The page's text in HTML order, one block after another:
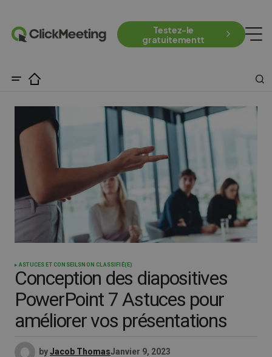
Testez-le
gratuitementt
ASTUCES ET CONSEILS NON CLASSIFIÉ(E)
Conception des diapositives
PowerPoint 7 Astuces pour
améliorer vos présentations
byJacob ThomasJanvier 9, 2023